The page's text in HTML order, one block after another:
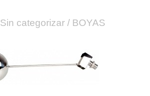
Sin categorizar / BOYAS